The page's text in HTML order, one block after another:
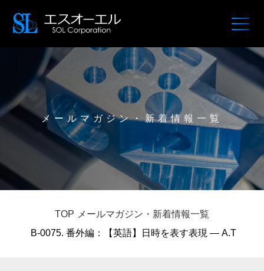
メールマガジン・新着情報一覧
TOP メールマガジン・新着情報一覧
B-0075. 番外編：【英語】日時を表す表現 — A.T